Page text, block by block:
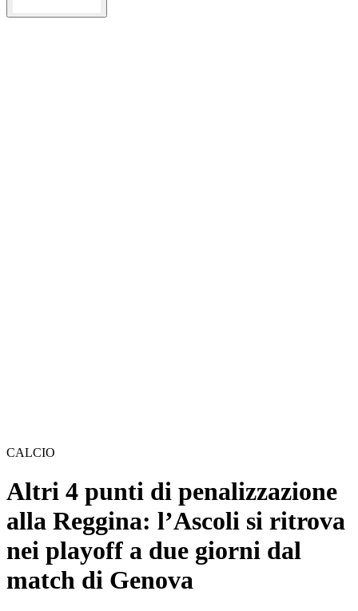
CALCIO
Altri 4 punti di penalizzazione
alla Reggina: l’Ascoli si ritrova
nei playoff a due giorni dal
match di Genova